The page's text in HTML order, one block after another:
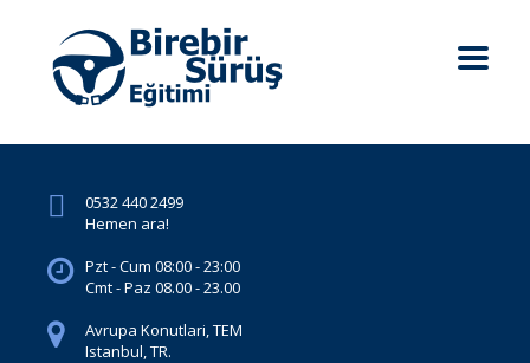
0532 440 2499
Hemen ara!
Pzt - Cum 08:00 - 23:00
Cmt - Paz 08.00 - 23.00
Avrupa Konutlari, TEM
Istanbul, TR.